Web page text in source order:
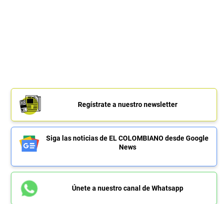
Regístrate a nuestro newsletter
Siga las noticias de EL COLOMBIANO desde Google
News
Únete a nuestro canal de Whatsapp